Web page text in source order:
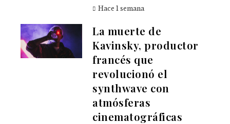
Hace 1 semana
La muerte de
Kavinsky, productor
francés que
revolucionó el
synthwave con
atmósferas
cinematográficas